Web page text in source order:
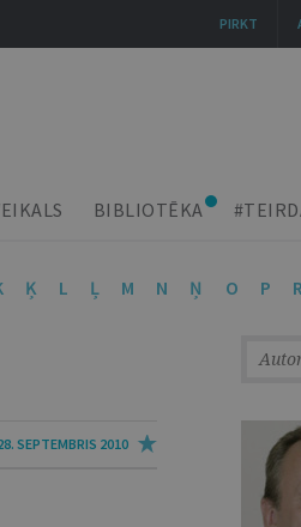
BIBLIOTĒKA
Ķ L Ļ M N Ņ O P R
SEPTEMBRIS 2010
PIRKT